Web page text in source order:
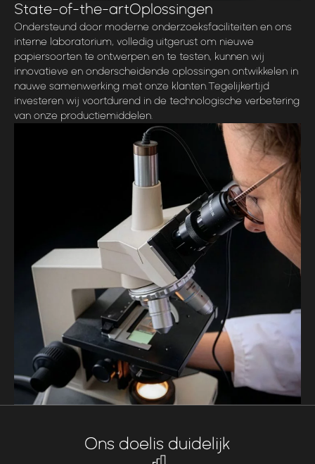
State-of-the-artOplossingen
Ondersteund door moderne onderzoeksfaciliteiten en ons
interne laboratorium, volledig uitgerust om nieuwe
papiersoorten te ontwerpen en te testen, kunnen wij
innovatieve en onderscheidende oplossingen ontwikkelen in
nauwe samenwerking met onze klanten.Tegelijkertijd
investeren wij voortdurend in de technologische verbetering
van onze productiemiddelen.
Ons doelis duidelijk